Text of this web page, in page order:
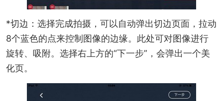
*切边：选择完成拍摄，可以自动弹出切边页面，拉动
8个蓝色的点来控制图像的边缘。此处可对图像进行
旋转、吸附。选择右上方的“下一步”，会弹出一个美
化页。